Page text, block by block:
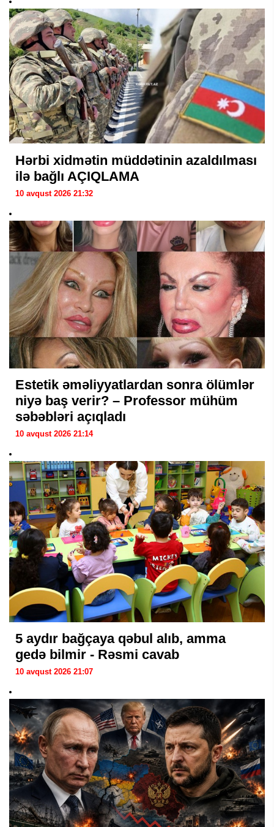
Hərbi xidmətin müddətinin azaldılması
ilə bağlı AÇIQLAMA
10 avqust 2026 21:32
Estetik əməliyyatlardan sonra ölümlər
niyə baş verir? – Professor mühüm
səbəbləri açıqladı
10 avqust 2026 21:14
5 aydır bağçaya qəbul alıb, amma
gedə bilmir - Rəsmi cavab
10 avqust 2026 21:07